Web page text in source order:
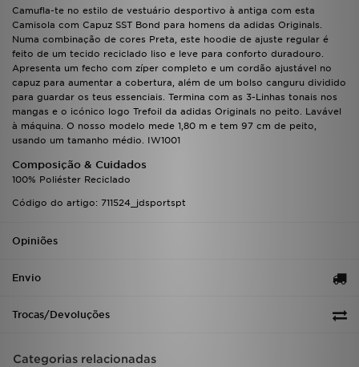
Camufla-te no estilo de vestuário desportivo à antiga com esta
Camisola com Capuz SST Bond para homens da adidas Originals.
Numa combinação de cores Preta, este hoodie de ajuste regular é
feito de um tecido reciclado liso e leve para conforto duradouro.
Apresenta um fecho com zíper completo e um cordão ajustável no
capuz para aumentar a cobertura, além de um bolso canguru dividido
para guardar os teus essenciais. Termina com as 3-Linhas tonais nos
mangas e o icónico logo Trefoil da adidas Originals no peito. Lavável
à máquina. O nosso modelo mede 1,80 m e tem 97 cm de peito,
usando um tamanho médio. IW1001
Composição & Cuidados
100% Poliéster Reciclado
Código do artigo: 711524_jdsportspt
Opiniões
Envio
Trocas/Devoluções
Categorias relacionadas